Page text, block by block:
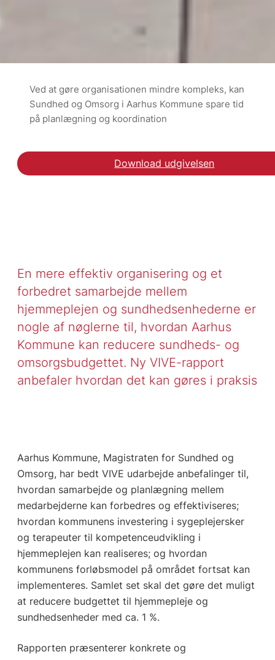
Ved at gøre organisationen mindre kompleks, kan
Sundhed og Omsorg i Aarhus Kommune spare tid
på planlægning og koordination
Download udgivelsen
Download rapporten
En mere effektiv organisering og et
forbedret samarbejde mellem
hjemmeplejen og sundhedsenhederne er
nogle af nøglerne til, hvordan Aarhus
Kommune kan reducere sundheds- og
omsorgsbudgettet. Ny VIVE-rapport
anbefaler hvordan det kan gøres i praksis
Aarhus Kommune, Magistraten for Sundhed og
Omsorg, har bedt VIVE udarbejde anbefalinger til,
hvordan samarbejde og planlægning mellem
medarbejderne kan forbedres og effektiviseres;
hvordan kommunens investering i sygeplejersker
og terapeuter til kompetenceudvikling i
hjemmeplejen kan realiseres; og hvordan
kommunens forløbsmodel på området fortsat kan
implementeres. Samlet set skal det gøre det muligt
at reducere budgettet til hjemmepleje og
sundhedsenheder med ca. 1 %.
Rapporten præsenterer konkrete og